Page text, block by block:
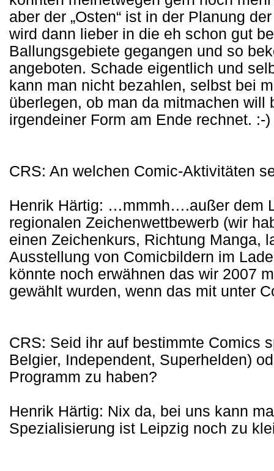
aber der „Osten“ ist in der Planung
wird dann lieber in die eh schon gut
Ballungsgebiete gegangen und so
angeboten. Schade eigentlich und
kann man nicht bezahlen, selbst bei
überlegen, ob man da mitmachen will
irgendeiner Form am Ende rechnet. :-)
CRS: An welchen Comic-Aktivitäten
Henrik Härtig: …mmmh….außer dem
regionalen Zeichenwettbewerb (wir
einen Zeichenkurs, Richtung Manga,
Ausstellung von Comicbildern im
könnte noch erwähnen das wir 2007
gewählt wurden, wenn das mit unter
CRS: Seid ihr auf bestimmte Comics
Belgier, Independent, Superhelden)
Programm zu haben?
Henrik Härtig: Nix da, bei uns kann
Spezialisierung ist Leipzig noch zu